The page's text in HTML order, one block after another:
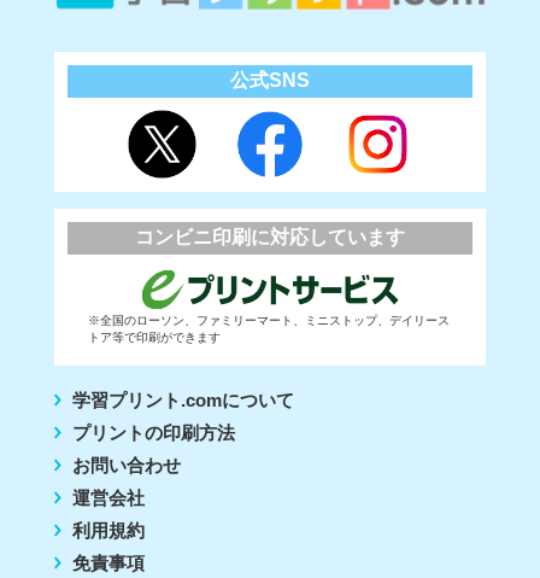
公式SNS
コンビニ印刷に対応しています
※全国のローソン、ファミリーマート、ミニストップ、デイリース
トア等で印刷ができます
学習プリント.comについて
プリントの印刷方法
お問い合わせ
運営会社
利用規約
免責事項